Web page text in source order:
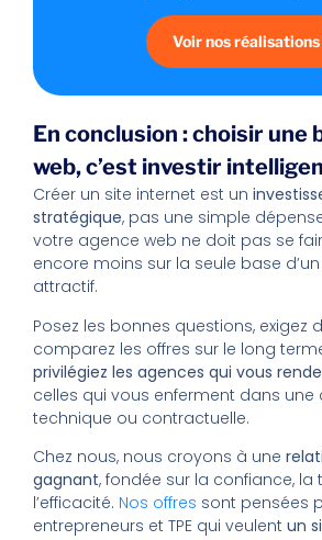
Voir nos réalisations
En conclusion : choisir une
web, c’est investir
Créer un site internet est un
stratégique, pas une simple
votre agence web ne doit pas se
encore moins sur la seule base
attractif.
Posez les bonnes questions, exigez
comparez les offres sur le long
privilégiez les agences qui vous
celles qui vous enferment dans
technique ou contractuelle.
Chez nous, nous croyons à une
gagnant, fondée sur la confiance,
l’efficacité. Nos offres sont pensées
entrepreneurs et TPE qui veulent un